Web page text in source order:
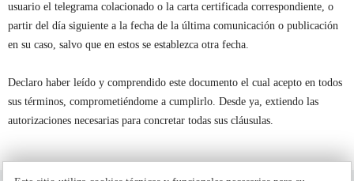
usuario el telegrama colacionado o la carta certificada correspondiente, o
partir del día siguiente a la fecha de la última comunicación o publicación
en su caso, salvo que en estos se establezca otra fecha.
Declaro haber leído y comprendido este documento el cual acepto en todos
sus términos, comprometiéndome a cumplirlo. Desde ya, extiendo las
autorizaciones necesarias para concretar todas sus cláusulas.